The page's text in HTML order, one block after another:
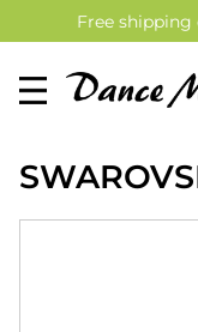
Free shipping